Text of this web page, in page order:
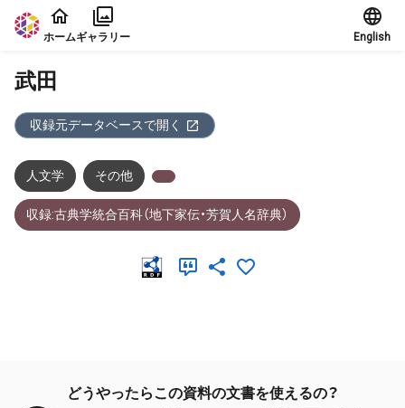
本文に飛ぶ
ホームギャラリー English
武田
収録元データベースで開く
人文学 その他
収録:古典学統合百科（地下家伝・芳賀人名辞典）
どうやったらこの資料の文書を使えるの？